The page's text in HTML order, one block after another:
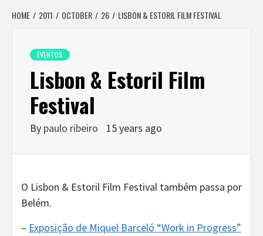
HOME 2011 OCTOBER 26 LISBON & ESTORIL FILM FESTIVAL
EVENTOS
Lisbon & Estoril Film
Festival
By paulo ribeiro 15 years ago
O Lisbon & Estoril Film Festival também passa por
Belém.
– Exposição de Miquel Barceló “Work in Progress”